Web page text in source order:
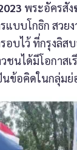
พระอัครสัง
บบโกธิก สวย
อบไว้ ที่กรุงลิ
วชนได้มีโอกา
นข้อคิดในกลุ่มย่